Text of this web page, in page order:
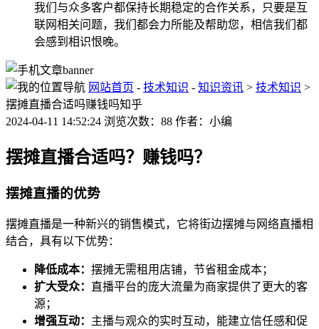
我们与众多客户都保持长期稳定的合作关系，只要是互
联网相关问题，我们都会力所能及帮助您，相信我们都
会感到相识恨晚。
网站首页 - 技术知识 - 知识资讯 > 技术知识 >
摆摊直播合适吗赚钱吗知乎
2024-04-11 14:52:24 浏览次数：88 作者：小编
摆摊直播合适吗？赚钱吗？
摆摊直播的优势
摆摊直播是一种新兴的销售模式，它将街边摆摊与网络直播相
结合，具有以下优势：
降低成本： 摆摊无需租用店铺，节省租金成本；
扩大受众： 直播平台的庞大流量为商家提供了更大的客
源；
增强互动： 主播与观众的实时互动，能建立信任感和促